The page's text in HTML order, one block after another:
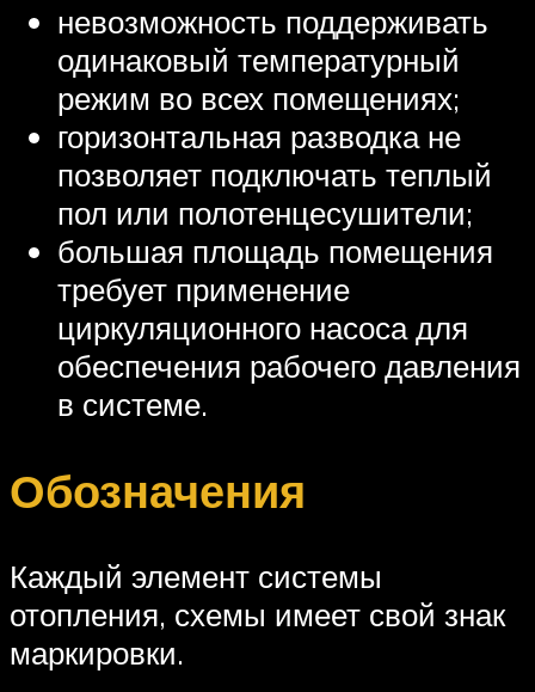
невозможность поддерживать
одинаковый температурный
режим во всех помещениях;
горизонтальная разводка не
позволяет подключать теплый
пол или полотенцесушители;
большая площадь помещения
требует применение
циркуляционного насоса для
обеспечения рабочего давления
в системе.
Обозначения
Каждый элемент системы
отопления, схемы имеет свой знак
маркировки.